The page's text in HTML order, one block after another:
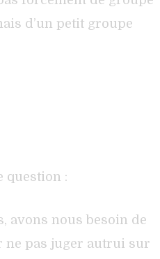
d’un petit groupe
question :
avons nous besoin de
ne pas juger autrui sur